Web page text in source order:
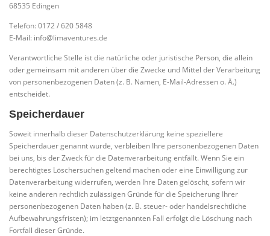
68535 Edingen
Telefon: 0172 / 620 5848
E-Mail: info@limaventures.de
Verantwortliche Stelle ist die natürliche oder juristische Person, die allein
oder gemeinsam mit anderen über die Zwecke und Mittel der Verarbeitung
von personenbezogenen Daten (z. B. Namen, E-Mail-Adressen o. Ä.)
entscheidet.
Speicherdauer
Soweit innerhalb dieser Datenschutzerklärung keine speziellere
Speicherdauer genannt wurde, verbleiben Ihre personenbezogenen Daten
bei uns, bis der Zweck für die Datenverarbeitung entfällt. Wenn Sie ein
berechtigtes Löschersuchen geltend machen oder eine Einwilligung zur
Datenverarbeitung widerrufen, werden Ihre Daten gelöscht, sofern wir
keine anderen rechtlich zulässigen Gründe für die Speicherung Ihrer
personenbezogenen Daten haben (z. B. steuer- oder handelsrechtliche
Aufbewahrungsfristen); im letztgenannten Fall erfolgt die Löschung nach
Fortfall dieser Gründe.